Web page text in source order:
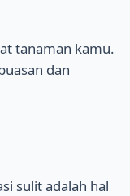
tanaman kamu.
dan
sulit adalah hal